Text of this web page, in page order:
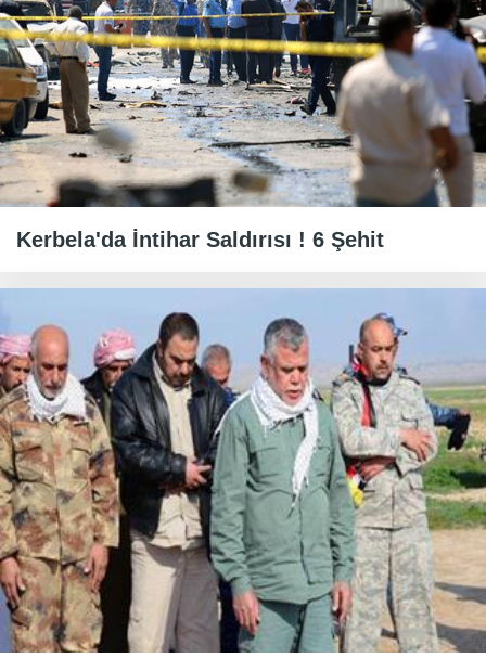
Kerbela'da İntihar Saldırısı ! 6 Şehit